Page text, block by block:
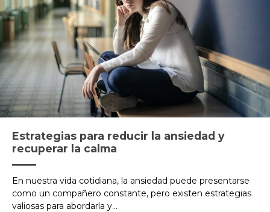
Estrategias para reducir la ansiedad y
recuperar la calma
En nuestra vida cotidiana, la ansiedad puede presentarse
como un compañero constante, pero existen estrategias
valiosas para abordarla y...